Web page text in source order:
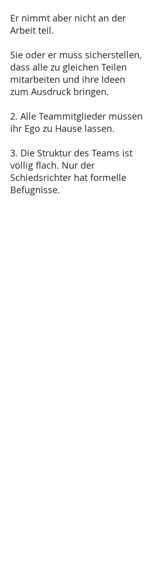
Er nimmt aber nicht an der
Arbeit teil.
Sie oder er muss sicherstellen,
dass alle zu gleichen Teilen
mitarbeiten und ihre Ideen
zum Ausdruck bringen.
2. Alle Teammitglieder müssen
ihr Ego zu Hause lassen.
3. Die Struktur des Teams ist
völlig flach. Nur der
Schiedsrichter hat formelle
Befugnisse.